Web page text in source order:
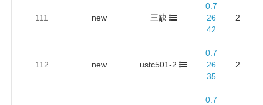
111 new 三缺
0.7
26
42
2
112 new ustc501-2
0.7
26
35
2
0.7